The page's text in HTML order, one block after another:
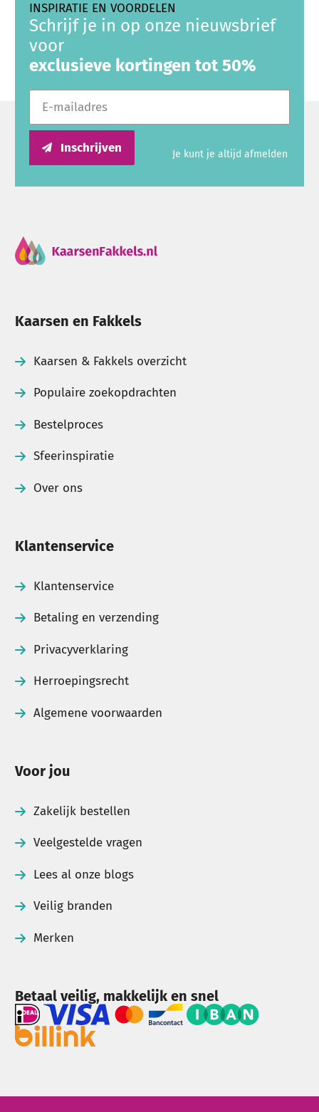
INSPIRATIE EN VOORDELEN
Schrijf je in op onze nieuwsbrief
voor
exclusieve kortingen tot 50%
Inschrijven Je kunt je altijd afmelden
Kaarsen en Fakkels
Kaarsen & Fakkels overzicht
Populaire zoekopdrachten
Bestelproces
Sfeerinspiratie
Over ons
Klantenservice
Klantenservice
Betaling en verzending
Privacyverklaring
Herroepingsrecht
Algemene voorwaarden
Voor jou
Zakelijk bestellen
Veelgestelde vragen
Lees al onze blogs
Veilig branden
Merken
Betaal veilig, makkelijk en snel